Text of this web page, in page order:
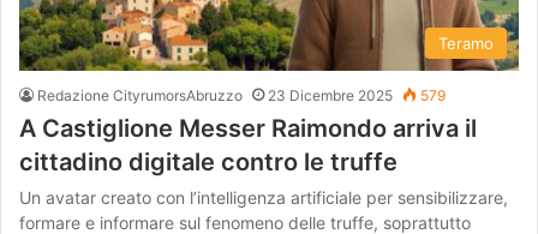
Teramo
Redazione CityrumorsAbruzzo 23 Dicembre 2025 579
A Castiglione Messer Raimondo arriva il
cittadino digitale contro le truffe
Un avatar creato con l’intelligenza artificiale per sensibilizzare,
formare e informare sul fenomeno delle truffe, soprattutto